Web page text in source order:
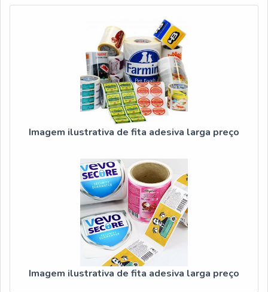
recursos em criar uma e...
Imagem ilustrativa de fita adesiva larga preço
Imagem ilustrativa de fita adesiva larga preço